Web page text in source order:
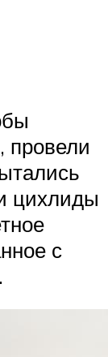
провели
цихлиды
с